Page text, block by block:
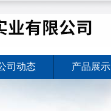
司动态 产品展示